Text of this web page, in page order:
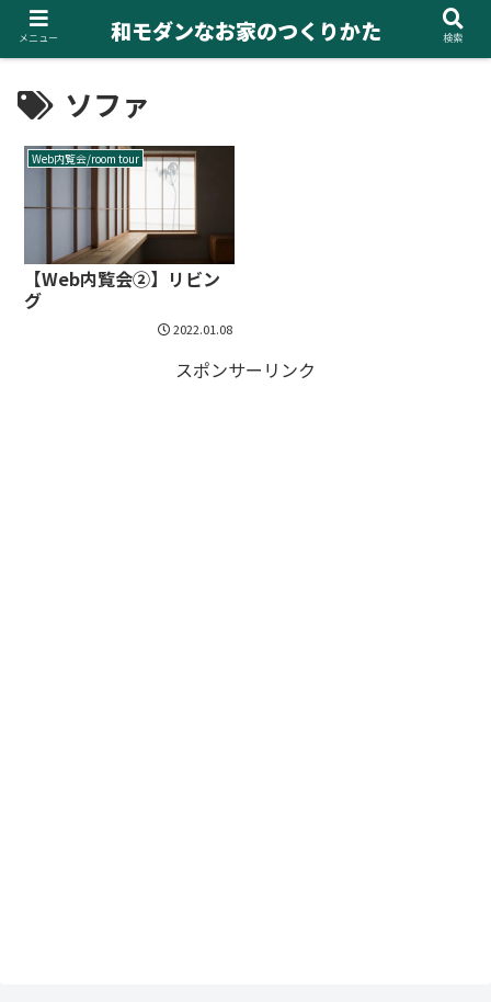
ソファ
Web内覧会/room tour
【Web内覧会②】リビン
グ
2022.01.08
スポンサーリンク
メニュー 和モダンなお家のつくりかた 検索